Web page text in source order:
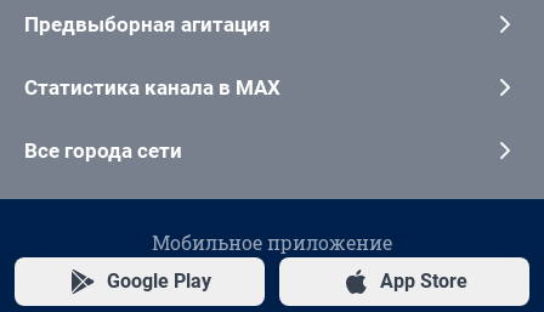
Предвыборная агитация
Статистика канала в MAX
Все города сети
Мобильное приложение
Google Play App Store